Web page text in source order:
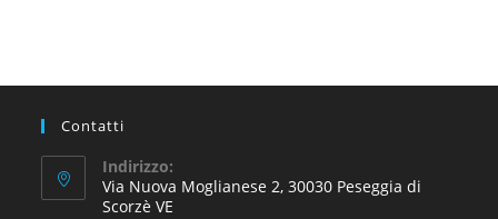
Contatti
Indirizzo:
Via Nuova Moglianese 2, 30030 Peseggia di
Scorzè VE